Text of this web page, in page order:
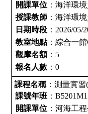
開課單位 ：海洋環
授課教師 ：海洋環
日期時段 ：2026/
教室地點：綜合一
觀摩名額：5
報名人數 ：0
課程名稱：測量實習
課號年班 ：
開課單位 ：河海工